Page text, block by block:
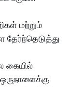
மற்றும்
கையில்